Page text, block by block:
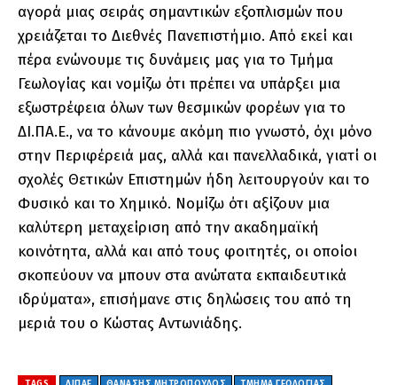
αγορά μιας σειράς σημαντικών εξοπλισμών που
χρειάζεται το Διεθνές Πανεπιστήμιο. Από εκεί και
πέρα ενώνουμε τις δυνάμεις μας για το Τμήμα
Γεωλογίας και νομίζω ότι πρέπει να υπάρξει μια
εξωστρέφεια όλων των θεσμικών φορέων για το
ΔΙ.ΠΑ.Ε., να το κάνουμε ακόμη πιο γνωστό, όχι μόνο
στην Περιφέρειά μας, αλλά και πανελλαδικά, γιατί οι
σχολές Θετικών Επιστημών ήδη λειτουργούν και το
Φυσικό και το Χημικό. Νομίζω ότι αξίζουν μια
καλύτερη μεταχείριση από την ακαδημαϊκή
κοινότητα, αλλά και από τους φοιτητές, οι οποίοι
σκοπεύουν να μπουν στα ανώτατα εκπαιδευτικά
ιδρύματα», επισήμανε στις δηλώσεις του από τη
μεριά του ο Κώστας Αντωνιάδης.